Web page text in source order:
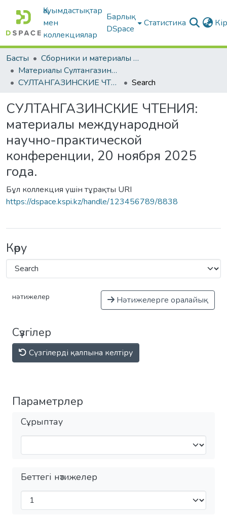
Қауымдастықтар
мен
коллекциялар
Барлық
DSpace
Статистика
Басты
Сборники и материалы конференций
Материалы Султангазинских педагогических чтений
СУЛТАНГАЗИНСКИЕ ЧТЕНИЯ: материалы международной научно-практической конференции, 20 ноября 2025 года.
Search
СУЛТАНГАЗИНСКИЕ ЧТЕНИЯ:
материалы международной
научно-практической
конференции, 20 ноября 2025
года.
Бұл коллекция үшін тұрақты URI
https://dspace.kspi.kz/handle/123456789/8838
Көру
нәтижелер Нәтижелерге оралайық
Сүзгілер
Сүзгілерді қалпына келтіру
Параметрлер
Сұрыптау
Беттегі нәтижелер